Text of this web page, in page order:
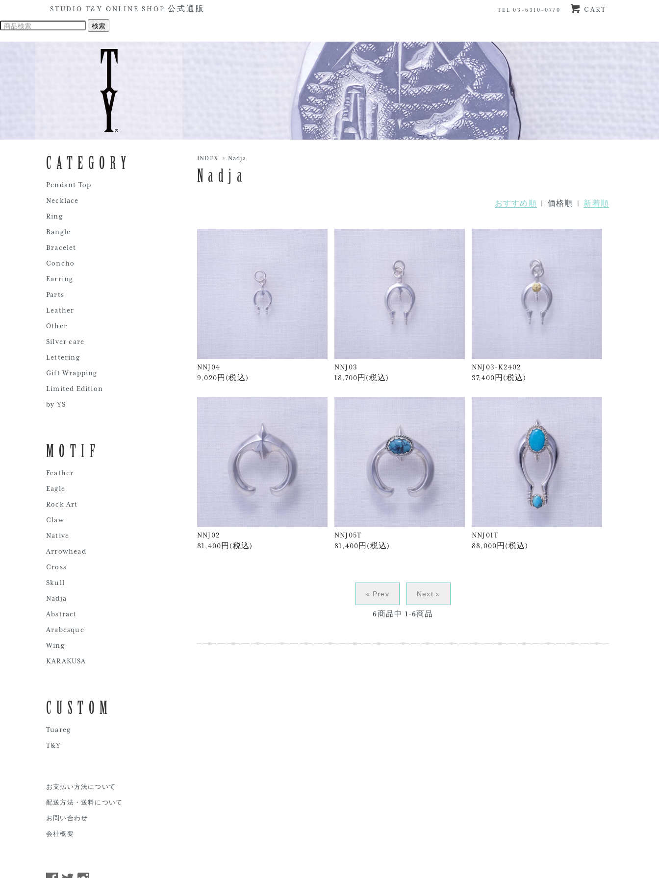
TEL 03-6310-0770 CART
STUDIO T&Y ONLINE SHOP 公式通販
INDEX > Nadja
Nadja
おすすめ順 | 価格順 | 新着順
NNJ04
9,020円(税込)
NNJ03
18,700円(税込)
NNJ03-K2402
37,400円(税込)
NNJ02
81,400円(税込)
NNJ05T
81,400円(税込)
NNJ01T
88,000円(税込)
« Prev Next »
6商品中 1-6商品
CATEGORY
Pendant Top
Necklace
Ring
Bangle
Bracelet
Concho
Earring
Parts
Leather
Other
Silver care
Lettering
Gift Wrapping
Limited Edition
by YS
MOTIF
Feather
Eagle
Rock Art
Claw
Native
Arrowhead
Cross
Skull
Nadja
Abstract
Arabesque
Wing
KARAKUSA
CUSTOM
Tuareg
T&Y
お支払い方法について
配送方法・送料について
お問い合わせ
会社概要